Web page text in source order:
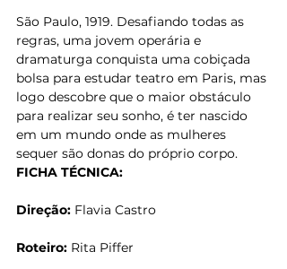
São Paulo, 1919. Desafiando todas as
regras, uma jovem operária e
dramaturga conquista uma cobiçada
bolsa para estudar teatro em Paris, mas
logo descobre que o maior obstáculo
para realizar seu sonho, é ter nascido
em um mundo onde as mulheres
sequer são donas do próprio corpo.
FICHA TÉCNICA:
Direção: Flavia Castro
Roteiro: Rita Piffer